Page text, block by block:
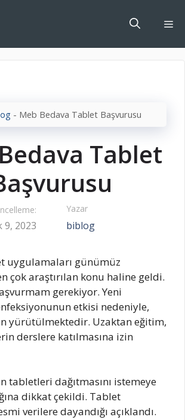
- Meb Bedava Tablet Başvurusu
Tablet
9, 2023
Yazar
biblog
uygulamaları günümüz
çok araştırılan konu haline geldi.
gerekiyor. Yeni
etkisi nedeniyle,
yürütülmektedir. Uzaktan eğitim,
derslere katılmasına izin
tabletleri dağıtmasını istemeye
dikkat çekildi. Tablet
verilere dayandığı açıklandı.